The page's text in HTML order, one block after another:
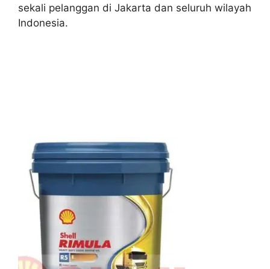
sekali pelanggan di Jakarta dan seluruh wilayah
Indonesia.